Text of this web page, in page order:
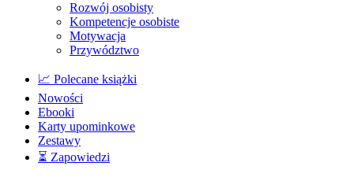
Rozwój osobisty
Kompetencje osobiste
Motywacja
Przywództwo
📈 Polecane książki
Nowości
Ebooki
Karty upominkowe
Zestawy
⏳ Zapowiedzi